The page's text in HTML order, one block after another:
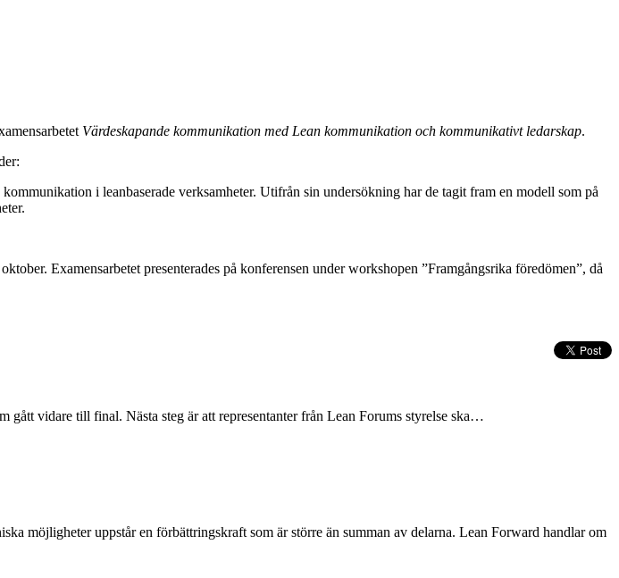
Värdeskapande kommunikation med Lean kommunikation och kommunikativt ledarskap.
i leanbaserade verksamheter. Utifrån sin undersökning har de tagit fram en modell som på
Examensarbetet presenterades på konferensen under workshopen ”Framgångsrika föredömen”, då
gått vidare till final. Nästa steg är att representanter från Lean Forums styrelse ska…
möjligheter uppstår en förbättringskraft som är större än summan av delarna. Lean Forward handlar om